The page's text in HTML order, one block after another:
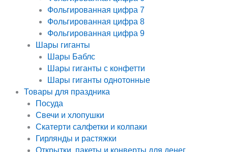
Фольгированная цифра 7
Фольгированная цифра 8
Фольгированная цифра 9
Шары гиганты
Шары Баблс
Шары гиганты с конфетти
Шары гиганты однотонные
Товары для праздника
Посуда
Свечи и хлопушки
Скатерти салфетки и колпаки
Гирлянды и растяжки